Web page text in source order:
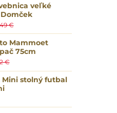
veľké
€
Mammoet
75cm
€
Mini stolný futbal